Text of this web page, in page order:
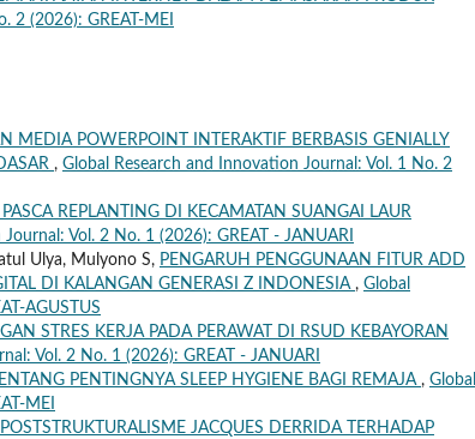
2 (2026): GREAT-MEI
MEDIA POWERPOINT INTERAKTIF BERBASIS GENIALLY
, Global Research and Innovation Journal: Vol. 1 No. 2
REPLANTING DI KECAMATAN SUANGAI LAUR
Vol. 2 No. 1 (2026): GREAT - JANUARI
Ulya, Mulyono S, PENGARUH PENGGUNAAN FITUR ADD
DI KALANGAN GENERASI Z INDONESIA , Global
AGUSTUS
STRES KERJA PADA PERAWAT DI RSUD KEBAYORAN
Vol. 2 No. 1 (2026): GREAT - JANUARI
PENTINGNYA SLEEP HYGIENE BAGI REMAJA , Global
MEI
JACQUES DERRIDA TERHADAP